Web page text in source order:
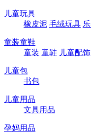
儿童玩具
橡皮泥 毛绒玩具
童装童鞋
童装 童鞋 儿童配饰
儿童包
书包
儿童用品
文具用品
孕妈用品